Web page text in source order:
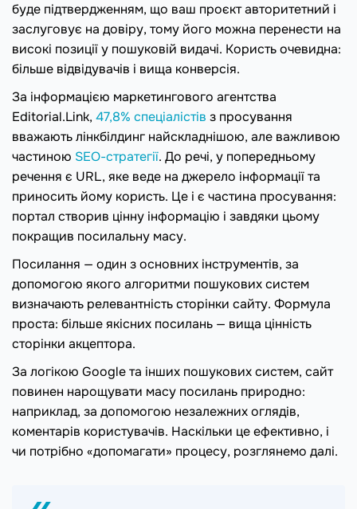
буде підтвердженням, що ваш проєкт авторитетний і
заслуговує на довіру, тому його можна перенести на
високі позиції у пошуковій видачі. Користь очевидна:
більше відвідувачів і вища конверсія.
За інформацією маркетингового агентства
Editorial.Link, 47,8% спеціалістів з просування
вважають лінкбілдинг найскладнішою, але важливою
частиною SEO-стратегії. До речі, у попередньому
речення є URL, яке веде на джерело інформації та
приносить йому користь. Це і є частина просування:
портал створив цінну інформацію і завдяки цьому
покращив посилальну масу.
Посилання — один з основних інструментів, за
допомогою якого алгоритми пошукових систем
визначають релевантність сторінки сайту. Формула
проста: більше якісних посилань — вища цінність
сторінки акцептора.
За логікою Google та інших пошукових систем, сайт
повинен нарощувати масу посилань природно:
наприклад, за допомогою незалежних оглядів,
коментарів користувачів. Наскільки це ефективно, і
чи потрібно «допомагати» процесу, розглянемо далі.